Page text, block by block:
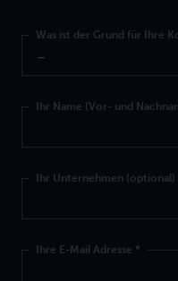
Was ist der Grund für Ihre
Ihr Name (Vor- und
Ihr Unternehmen (optional)
Ihre E-Mail Adresse *